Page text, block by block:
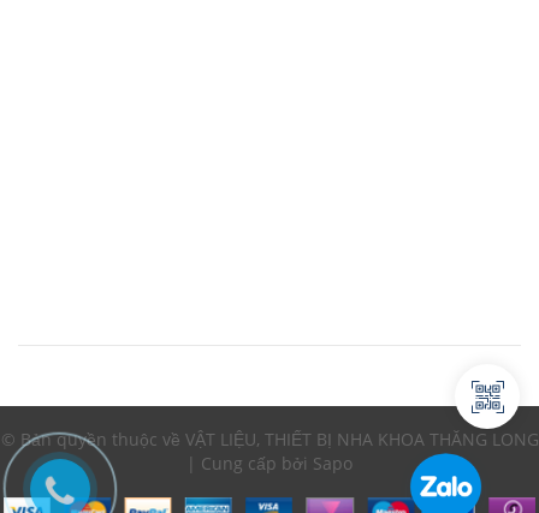
© Bản quyền thuộc về VẬT LIỆU, THIẾT BỊ NHA KHOA THĂNG LONG
| Cung cấp bởi Sapo